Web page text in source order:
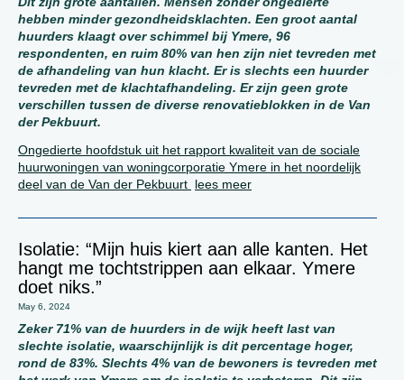
hebben minder gezondheidsklachten. Een groot aantal
huurders klaagt over schimmel bij Ymere, 96
respondenten, en ruim 80% van hen zijn niet tevreden met
de afhandeling van hun klacht. Er is slechts een huurder
tevreden met de klachtafhandeling. Er zijn geen grote
verschillen tussen de diverse renovatieblokken in de Van
der Pekbuurt.
Ongedierte hoofdstuk uit het rapport kwaliteit van de sociale
huurwoningen van woningcorporatie Ymere in het noordelijk
deel van de Van der Pekbuurt lees meer
Isolatie: “Mijn huis kiert aan alle kanten. Het
hangt me tochtstrippen aan elkaar. Ymere
doet niks.”
May 6, 2024
Zeker 71% van de huurders in de wijk heeft last van
slechte isolatie, waarschijnlijk is dit percentage hoger,
rond de 83%. Slechts 4% van de bewoners is tevreden met